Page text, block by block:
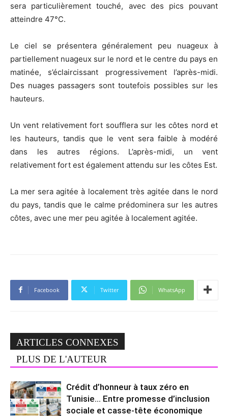
sera particulièrement touché, avec des pics pouvant
atteindre 47°C.
Le ciel se présentera généralement peu nuageux à
partiellement nuageux sur le nord et le centre du pays en
matinée, s’éclaircissant progressivement l’après-midi.
Des nuages passagers sont toutefois possibles sur les
hauteurs.
Un vent relativement fort soufflera sur les côtes nord et
les hauteurs, tandis que le vent sera faible à modéré
dans les autres régions. L’après-midi, un vent
relativement fort est également attendu sur les côtes Est.
La mer sera agitée à localement très agitée dans le nord
du pays, tandis que le calme prédominera sur les autres
côtes, avec une mer peu agitée à localement agitée.
Facebook Twitter WhatsApp
ARTICLES CONNEXES
PLUS DE L'AUTEUR
Crédit d’honneur à taux zéro en
Tunisie… Entre promesse d’inclusion
sociale et casse-tête économique